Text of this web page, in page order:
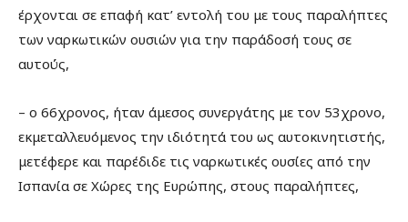
έρχονται σε επαφή κατ’ εντολή του με τους παραλήπτες
των ναρκωτικών ουσιών για την παράδοσή τους σε
αυτούς,
– ο 66χρονος, ήταν άμεσος συνεργάτης με τον 53χρονο,
εκμεταλλευόμενος την ιδιότητά του ως αυτοκινητιστής,
μετέφερε και παρέδιδε τις ναρκωτικές ουσίες από την
Ισπανία σε Χώρες της Ευρώπης, στους παραλήπτες,